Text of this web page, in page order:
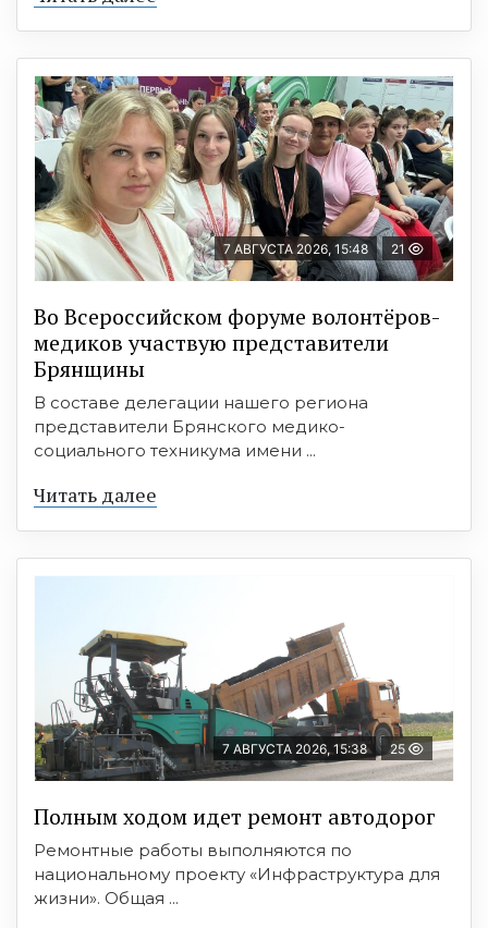
7 АВГУСТА 2026, 15:48 21
Во Всероссийском форуме волонтёров-
медиков участвую представители
Брянщины
В составе делегации нашего региона
представители Брянского медико-
социального техникума имени ...
Читать далее
7 АВГУСТА 2026, 15:38 25
Полным ходом идет ремонт автодорог
Ремонтные работы выполняются по
национальному проекту «Инфраструктура для
жизни». Общая ...